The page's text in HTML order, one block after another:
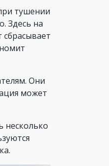
тушении
Здесь на
Они
может
несколько